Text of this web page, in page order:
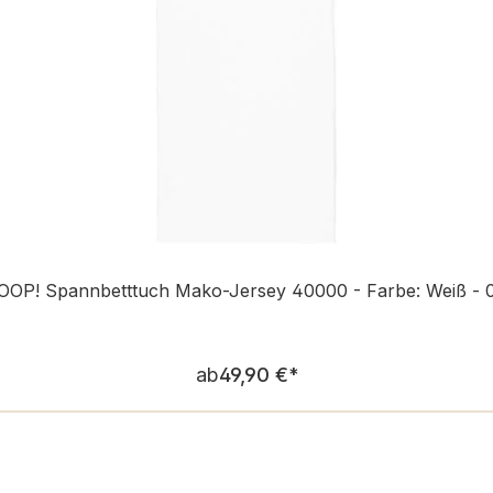
Spannbetttuch Mako-Jersey 40000 - Farbe: Weiß -
Regulärer Preis:
ab49,90 €*